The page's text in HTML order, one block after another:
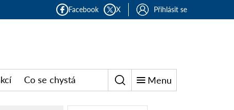
Facebook X Přihlásit se
Co se chystá Menu